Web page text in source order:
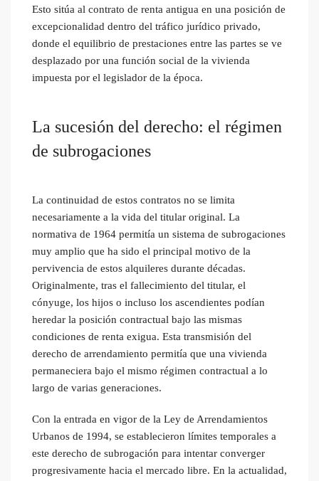
Esto sitúa al contrato de renta antigua en una posición de
excepcionalidad dentro del tráfico jurídico privado,
donde el equilibrio de prestaciones entre las partes se ve
desplazado por una función social de la vivienda
impuesta por el legislador de la época.
La sucesión del derecho: el régimen
de subrogaciones
La continuidad de estos contratos no se limita
necesariamente a la vida del titular original. La
normativa de 1964 permitía un sistema de subrogaciones
muy amplio que ha sido el principal motivo de la
pervivencia de estos alquileres durante décadas.
Originalmente, tras el fallecimiento del titular, el
cónyuge, los hijos o incluso los ascendientes podían
heredar la posición contractual bajo las mismas
condiciones de renta exigua. Esta transmisión del
derecho de arrendamiento permitía que una vivienda
permaneciera bajo el mismo régimen contractual a lo
largo de varias generaciones.
Con la entrada en vigor de la Ley de Arrendamientos
Urbanos de 1994, se establecieron límites temporales a
este derecho de subrogación para intentar converger
progresivamente hacia el mercado libre. En la actualidad,